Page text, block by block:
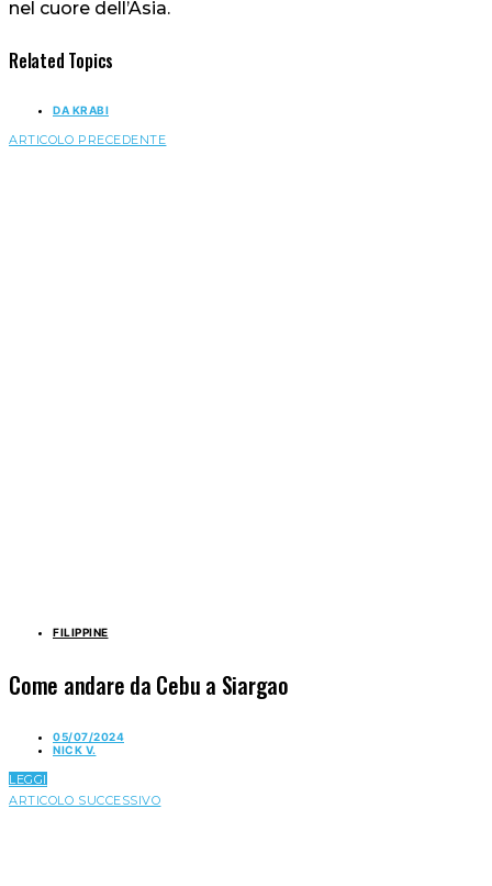
nel cuore dell’Asia.
Related Topics
DA KRABI
ARTICOLO PRECEDENTE
FILIPPINE
Come andare da Cebu a Siargao
05/07/2024
NICK V.
LEGGI
ARTICOLO SUCCESSIVO